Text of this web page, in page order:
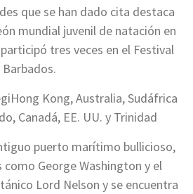
que se han dado cita destaca
mundial juvenil de natación en
tres veces en el Festival
Kong, Australia, Sudáfrica
Canadá, EE. UU. y Trinidad
puerto marítimo bullicioso,
George Washington y el
Lord Nelson y se encuentra